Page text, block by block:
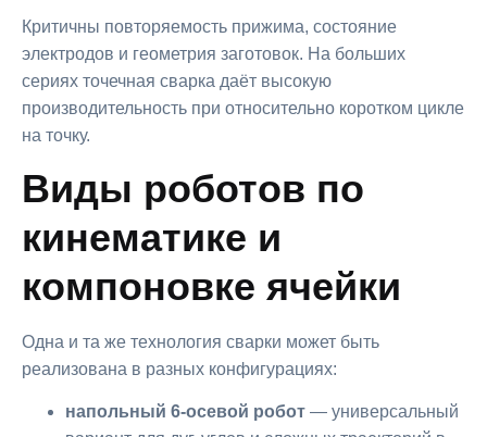
Критичны повторяемость прижима, состояние
электродов и геометрия заготовок. На больших
сериях точечная сварка даёт высокую
производительность при относительно коротком цикле
на точку.
Виды роботов по
кинематике и
компоновке ячейки
Одна и та же технология сварки может быть
реализована в разных конфигурациях:
напольный 6-осевой робот — универсальный